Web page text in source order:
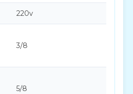
220v
3/8
5/8